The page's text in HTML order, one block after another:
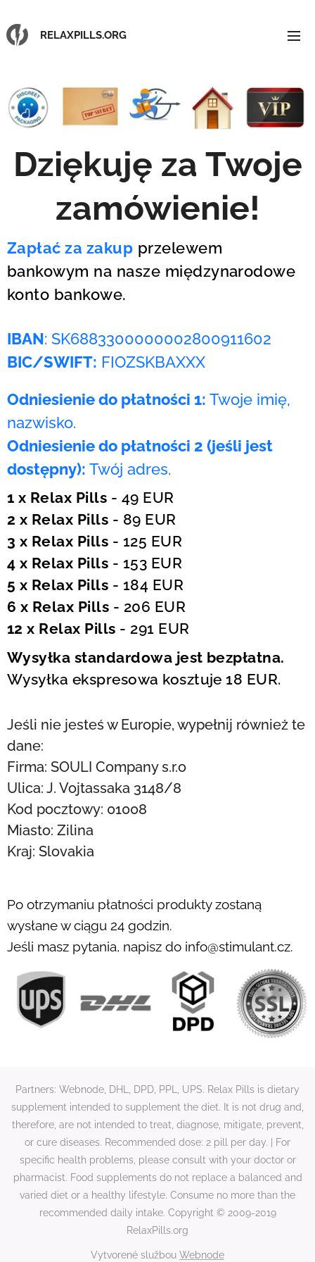
RELAXPILLS.ORG
Dziękuję za Twoje
zamówienie!
Zapłać za zakup przelewem
bankowym na nasze międzynarodowe
konto bankowe.
IBAN: SK6883300000002800911602
BIC/SWIFT: FIOZSKBAXXX
Odniesienie do płatności 1: Twoje imię,
nazwisko.
Odniesienie do płatności 2 (jeśli jest
dostępny): Twój adres.
1 x Relax Pills - 49 EUR
2 x Relax Pills - 89 EUR
3 x Relax Pills - 125 EUR
4 x Relax Pills - 153 EUR
5 x Relax Pills - 184 EUR
6 x Relax Pills - 206 EUR
12 x Relax Pills - 291 EUR
Wysyłka standardowa jest bezpłatna.
Wysyłka ekspresowa kosztuje 18 EUR.
Jeśli nie jesteś w Europie, wypełnij również te
dane:
Firma: SOULI Company s.r.o
Ulica: J. Vojtassaka 3148/8
Kod pocztowy: 01008
Miasto: Zilina
Kraj: Slovakia
Po otrzymaniu płatności produkty zostaną
wysłane w ciągu 24 godzin.
Jeśli masz pytania, napisz do info@stimulant.cz.
Partners: Webnode, DHL, DPD, PPL, UPS. Relax Pills is dietary
supplement intended to supplement the diet. It is not drug and,
therefore, are not intended to treat, diagnose, mitigate, prevent,
or cure diseases. Recommended dose: 2 pill per day. | For
specific health problems, please consult with your doctor or
pharmacist. Food supplements do not replace a balanced and
varied diet or a healthy lifestyle. Consume no more than the
recommended daily intake. Copyright © 2009-2019
RelaxPills.org
Vytvorené službou Webnode